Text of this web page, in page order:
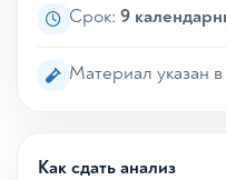
Срок: 9
Материал указан
Как сдать анализ